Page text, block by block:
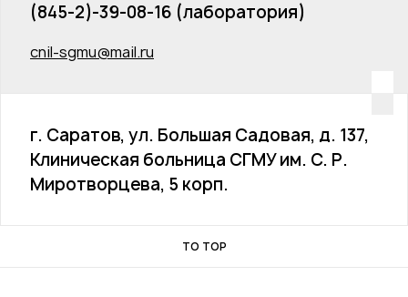
(845-2)-39-08-16 (лаборатория)
cnil-sgmu@mail.ru
г. Саратов, ул. Большая Садовая, д. 137,
Клиническая больница СГМУ им. С. Р.
Миротворцева, 5 корп.
TO TOP